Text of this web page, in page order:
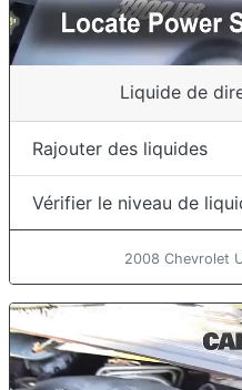
Liquide de
Rajouter des liquides
Vérifier le niveau de
2008 Chevrolet